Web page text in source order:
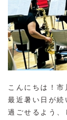
こんにちは！市
最近暑い日が続
過ごせるよう